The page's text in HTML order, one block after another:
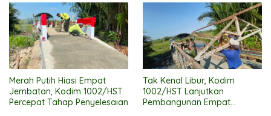
Merah Putih Hiasi Empat
Jembatan, Kodim 1002/HST
Percepat Tahap Penyelesaian
Tak Kenal Libur, Kodim
1002/HST Lanjutkan
Pembangunan Empat